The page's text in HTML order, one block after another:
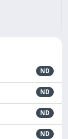
ND
ND
ND
ND